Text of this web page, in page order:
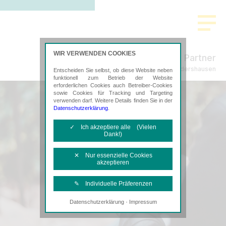
Freund & Partner
Steuerberatung in Sondershausen
WIR VERWENDEN COOKIES
Entscheiden Sie selbst, ob diese Website neben
funktionell zum Betrieb der Website
erforderlichen Cookies auch Betreiber-Cookies
sowie Cookies für Tracking und Targeting
verwenden darf. Weitere Details finden Sie in der
Datenschutzerklärung
✓ Ich akzeptiere alle (Vielen
Dank!)
✕ Nur essenzielle Cookies
akzeptieren
✎ Individuelle Präferenzen
Notwendige Cookies
Diese Cookies sind erforderlich, um die
Datenschutzerklärung· Impressum